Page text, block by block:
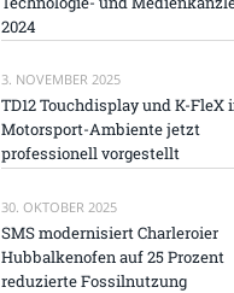
2024
3. NOVEMBER 2025
TD12 Touchdisplay und K-FleX
Motorsport-Ambiente jetzt
professionell vorgestellt
30. OKTOBER 2025
SMS modernisiert Charleroier
Hubbalkenofen auf 25 Prozent
reduzierte Fossilnutzung